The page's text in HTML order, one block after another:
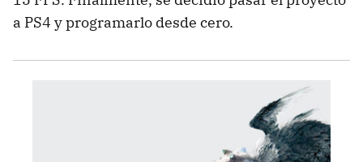
a PS4 y programarlo desde cero.